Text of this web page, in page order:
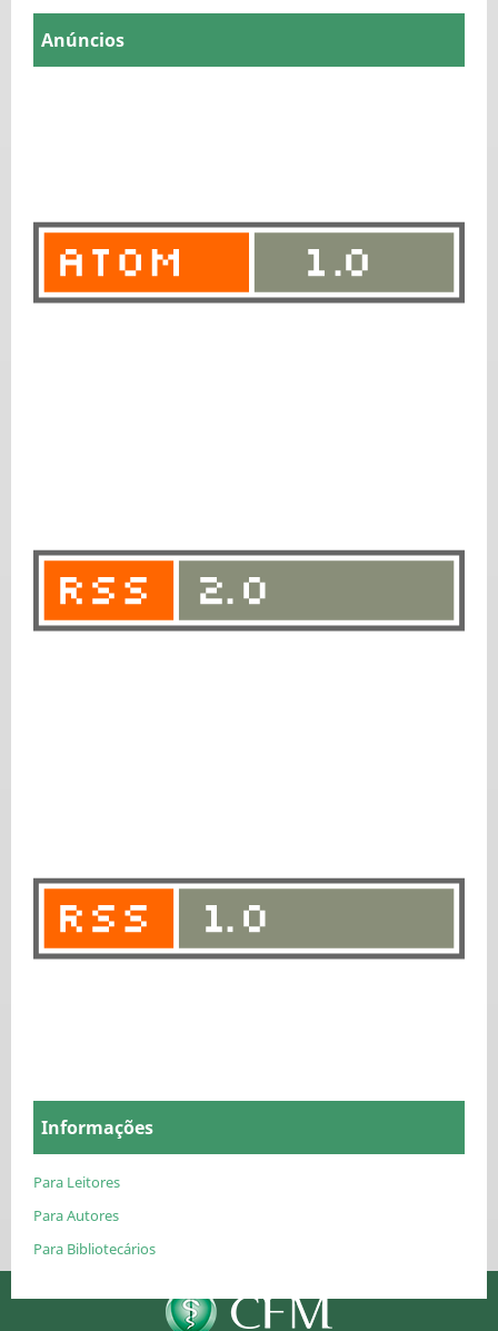
Anúncios
Informações
Para Leitores
Para Autores
Para Bibliotecários